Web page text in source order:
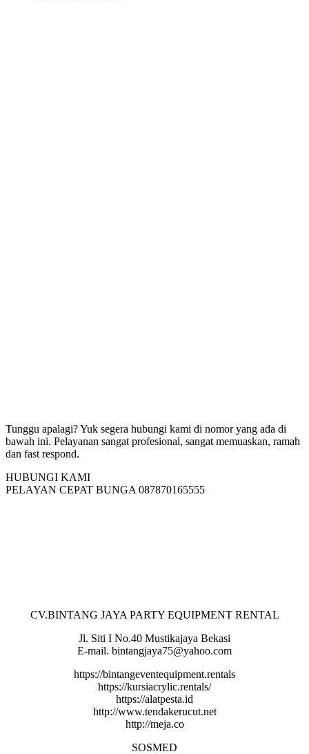
Tunggu apalagi? Yuk segera hubungi kami di nomor yang ada di
bawah ini. Pelayanan sangat profesional, sangat memuaskan, ramah
dan fast respond.
HUBUNGI KAMI
PELAYAN CEPAT BUNGA 087870165555
CV.BINTANG JAYA PARTY EQUIPMENT RENTAL
Jl. Siti I No.40 Mustikajaya Bekasi
E-mail. bintangjaya75@yahoo.com
https://bintangeventequipment.rentals
https://kursiacrylic.rentals/
https://alatpesta.id
http://www.tendakerucut.net
http://meja.co
SOSMED